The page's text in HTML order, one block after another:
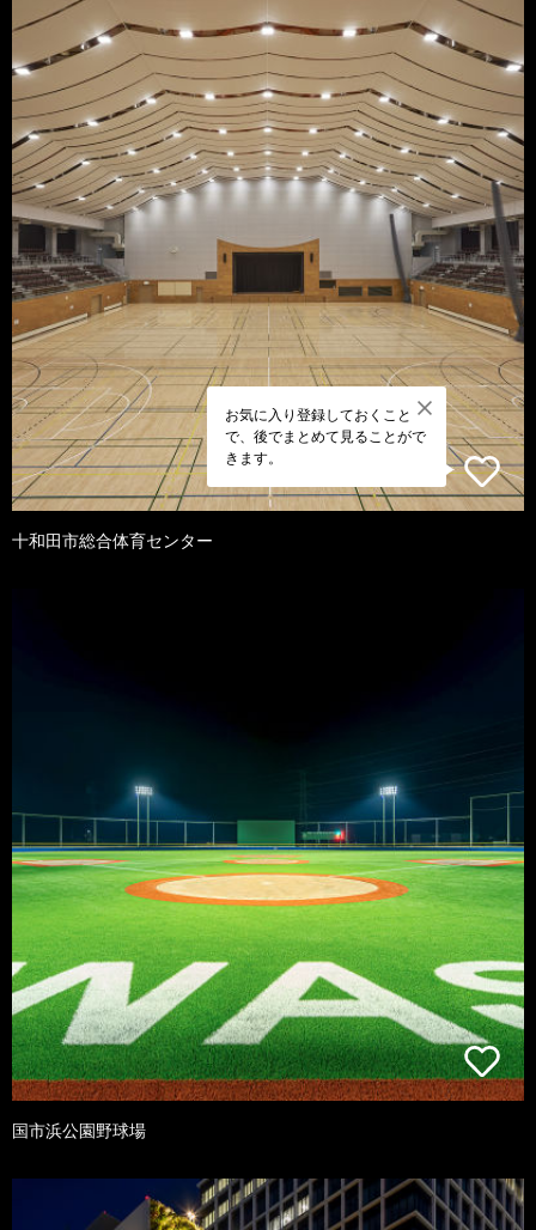
お気に入り登録しておくこと
で、後でまとめて見ることがで
きます。
十和田市総合体育センター
国市浜公園野球場